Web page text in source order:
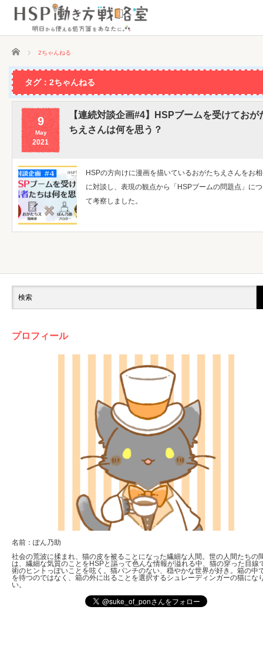
ホーム 2ちゃんねる
タグ：2ちゃんねる
9
May
2021
【連続対談企画#4】HSPブームを受けておが
ちえさんは何を思う？
HSPの方向けに漫画を描いているおがたちえさんをお
に対談し、表現の観点から「HSPブームの問題点」に
て考察しました。
プロフィール
名前：ぽん乃助
社会の荒波に揉まれ、猫の皮を被ることになった繊細な人間。世の人間たちの
は、繊細な気質のことをHSPと謳って色んな情報が溢れる中、猫の穿った目線
術のヒントっぽいことを呟く。猫パンチのない、穏やかな世界が好き。箱の中
を待つのではなく、箱の外に出ることを選択するシュレーディンガーの猫にな
い。